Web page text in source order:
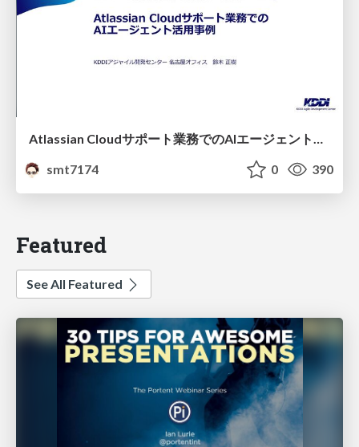
Atlassian Cloudサポート業務でのAIエージェント活用事例
smt7174
0 390
Featured
See All Featured